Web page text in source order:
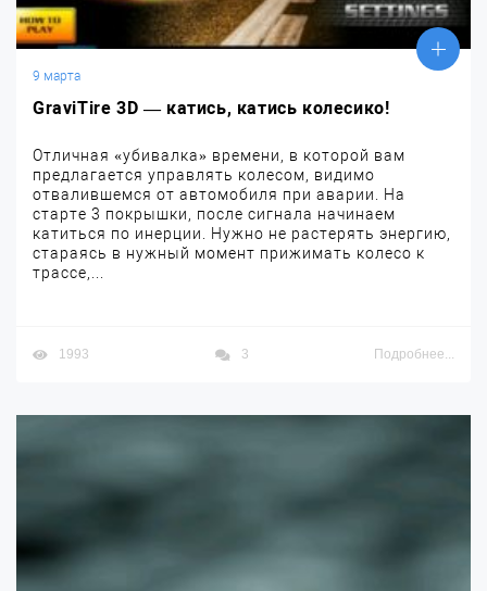
9 марта
GraviTire 3D — катись, катись колесико!
Отличная «убивалка» времени, в которой вам
предлагается управлять колесом, видимо
отвалившемся от автомобиля при аварии. На
старте 3 покрышки, после сигнала начинаем
катиться по инерции. Нужно не растерять энергию,
стараясь в нужный момент прижимать колесо к
трассе,...
1993 3 Подробнее...